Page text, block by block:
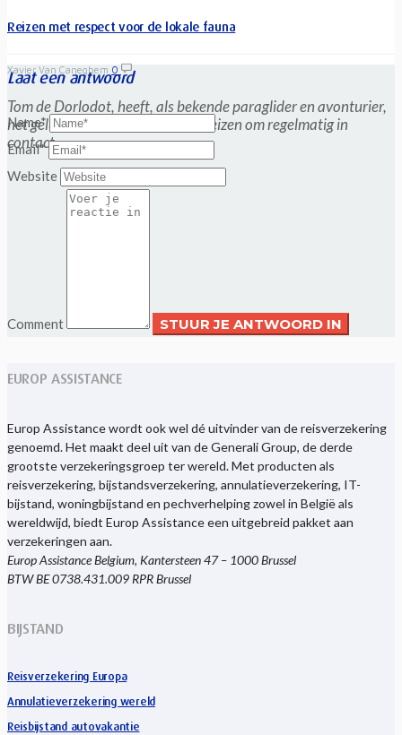
Reizen met respect voor de lokale fauna
Xavier Van Caneghem 0
Tom de Dorlodot, heeft, als bekende paraglider en avonturier,
het geluk gehad tijdens zijn vele reizen om regelmatig in
contact...
Laat een antwoord
Name*
Email*
Website
Comment
EUROP ASSISTANCE
Europ Assistance wordt ook wel dé uitvinder van de reisverzekering
genoemd. Het maakt deel uit van de Generali Group, de derde
grootste verzekeringsgroep ter wereld. Met producten als
reisverzekering, bijstandsverzekering, annulatieverzekering, IT-
bijstand, woningbijstand en pechverhelping zowel in België als
wereldwijd, biedt Europ Assistance een uitgebreid pakket aan
verzekeringen aan.
Europ Assistance Belgium, Kantersteen 47 – 1000 Brussel
BTW BE 0738.431.009 RPR Brussel
BIJSTAND
Reisverzekering Europa
Annulatieverzekering wereld
Reisbijstand autovakantie